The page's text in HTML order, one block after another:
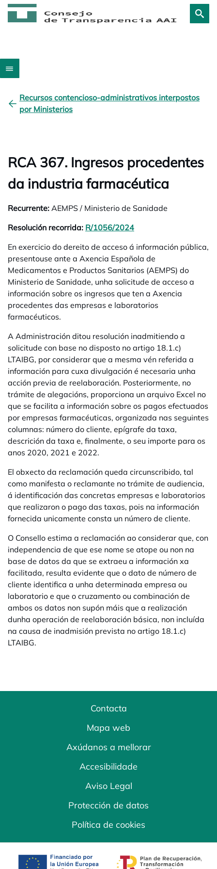
Recursos contencioso-administrativos interpostos
por Ministerios
RCA 367. Ingresos procedentes
da industria farmacéutica
Recurrente: AEMPS / Ministerio de Sanidade
Resolución recorrida: R/1056/2024
En exercicio do dereito de acceso á información pública,
presentouse ante a Axencia Española de
Medicamentos e Productos Sanitarios (AEMPS) do
Ministerio de Sanidade, unha solicitude de acceso a
información sobre os ingresos que ten a Axencia
procedentes das empresas e laboratorios
farmacéuticos.
A Administración ditou resolución inadmitiendo a
solicitude con base no disposto no artigo 18.1.c)
LTAIBG, por considerar que a mesma vén referida a
información para cuxa divulgación é necesaria unha
acción previa de reelaboración. Posteriormente, no
trámite de alegacións, proporciona un arquivo Excel no
que se facilita a información sobre os pagos efectuados
por empresas farmacéuticas, organizada nas seguintes
columnas: número do cliente, epígrafe da taxa,
descrición da taxa e, finalmente, o seu importe para os
anos 2020, 2021 e 2022.
El obxecto da reclamación queda circunscribido, tal
como manifesta o reclamante no trámite de audiencia,
á identificación das concretas empresas e laboratorios
que realizaron o pago das taxas, pois na información
fornecida unicamente consta un número de cliente.
O Consello estima a reclamación ao considerar que, con
independencia de que ese nome se atope ou non na
base de datos da que se extraeu a información xa
facilitada, resulta evidente que o dato de número de
cliente identifica a unha determinada empresa ou
laboratorio e que o cruzamento ou combinación de
ambos os datos non supón máis que a realización
dunha operación de reelaboración básica, non incluída
na causa de inadmisión prevista no artigo 18.1.c)
LTAIBG.
Contacta
Mapa web
Axúdanos a mellorar
Accesibilidade
Aviso Legal
Protección de datos
Política de cookies
opens in a new tab opens in a new